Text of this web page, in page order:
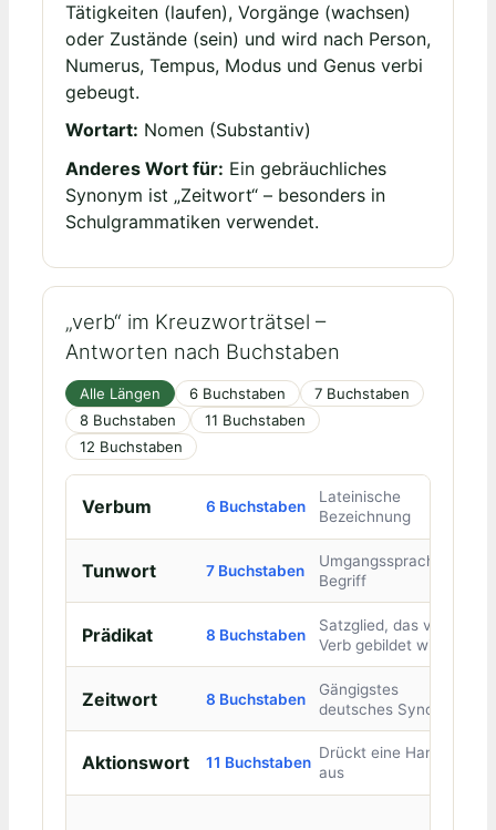
Tätigkeiten (laufen), Vorgänge (wachsen)
oder Zustände (sein) und wird nach Person,
Numerus, Tempus, Modus und Genus verbi
gebeugt.
Wortart: Nomen (Substantiv)
Anderes Wort für: Ein gebräuchliches
Synonym ist „Zeitwort“ – besonders in
Schulgrammatiken verwendet.
„verb“ im Kreuzworträtsel –
Antworten nach Buchstaben
Alle Längen 6 Buchstaben
7 Buchstaben
8 Buchstaben
11 Buchstaben
12 Buchstaben
Verbum 6 Buchstaben
Lateinische
Bezeichnung
Tunwort 7 Buchstaben
Umgangssprachlicher
Begriff
Prädikat 8 Buchstaben
Satzglied, das vom
Verb gebildet wird
Zeitwort 8 Buchstaben
Gängigstes
deutsches Synonym
Aktionswort 11 Buchstaben
Drückt eine Handlung
aus